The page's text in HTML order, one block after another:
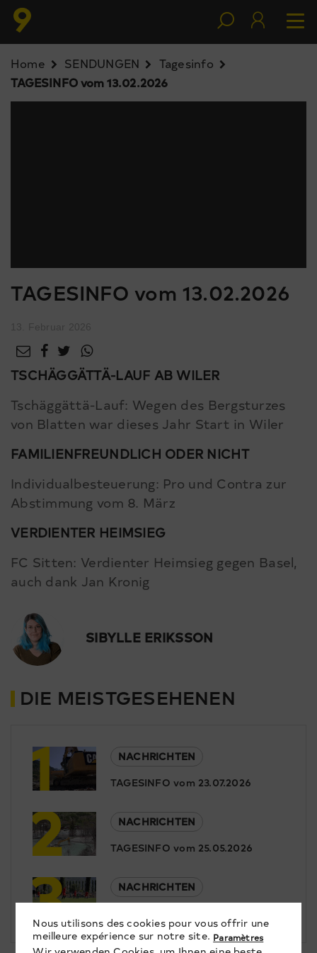
Home SENDUNGEN
Tagesinfo
TAGESINFO vom 13.02.2026
TAGESINFO vom 13.02.2026
TSCHÄGGÄTTÄ-LAUF AB WILER
Tschäggättä-Lauf: Wegen des Bergsturzes
von Blatten war dieses Jahr Start in Wiler
FAMILIENFREUNDLICH ODER NICHT
Individualbesteuerung: Pro und Contra zur
Abstimmung vom 8. März
VERDIENTER HEIMSIEG
FC Sitten: Verdienter Heimsieg gegen Basel,
auch dank Jan Kronig
SIBYLLE ERIKSSON
DIE MEISTGESEHENEN
1
NACHRICHTEN
TAGESINFO vom 23.07.2026
2
NACHRICHTEN
TAGESINFO vom 25.05.2026
3
NACHRICHTEN
Nous utilisons des cookies pour vous offrir une
meilleure expérience sur notre site. Paramètres